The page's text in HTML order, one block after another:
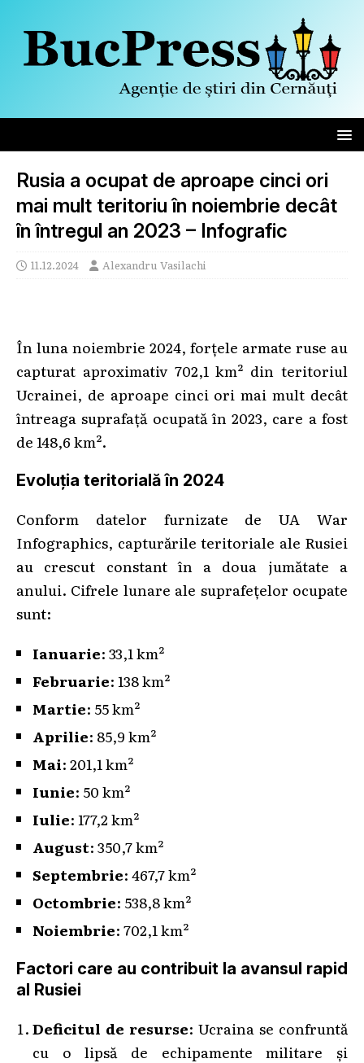
Rusia a ocupat de aproape cinci ori
mai mult teritoriu în noiembrie decât
în întregul an 2023 – Infografic
11.12.2024 Alexandru Vasilachi
În luna noiembrie 2024, forțele armate ruse au
capturat aproximativ 702,1 km² din teritoriul
Ucrainei, de aproape cinci ori mai mult decât
întreaga suprafață ocupată în 2023, care a fost
de 148,6 km².
Evoluția teritorială în 2024
Conform datelor furnizate de UA War
Infographics, capturările teritoriale ale Rusiei
au crescut constant în a doua jumătate a
anului. Cifrele lunare ale suprafețelor ocupate
sunt:
Ianuarie: 33,1 km²
Februarie: 138 km²
Martie: 55 km²
Aprilie: 85,9 km²
Mai: 201,1 km²
Iunie: 50 km²
Iulie: 177,2 km²
August: 350,7 km²
Septembrie: 467,7 km²
Octombrie: 538,8 km²
Noiembrie: 702,1 km²
Factori care au contribuit la avansul rapid
al Rusiei
Deficitul de resurse: Ucraina se confruntă
cu o lipsă de echipamente militare și